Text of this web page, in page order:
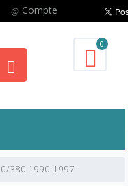
Compte
0
380 1990-1997